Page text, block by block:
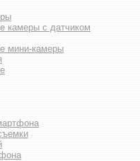
камеры с датчиком
мини-камеры